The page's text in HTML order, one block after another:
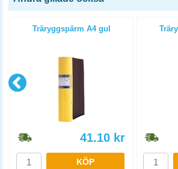
Träryggspärm A4 gul
41.10 kr
KÖP